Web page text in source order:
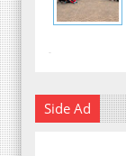
-
Side Ad